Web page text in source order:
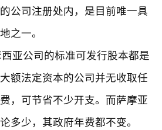
公司注册处内，是目前唯一具
之一。
公司的标准可发行股本都是
额法定资本的公司并无收取任
，可节省不少开支。而萨摩亚
多少，其政府年费都不变。